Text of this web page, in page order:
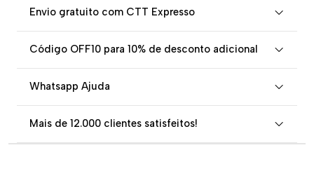
Envio gratuito com CTT Expresso
Código OFF10 para 10% de desconto adicional
Whatsapp Ajuda
Mais de 12.000 clientes satisfeitos!